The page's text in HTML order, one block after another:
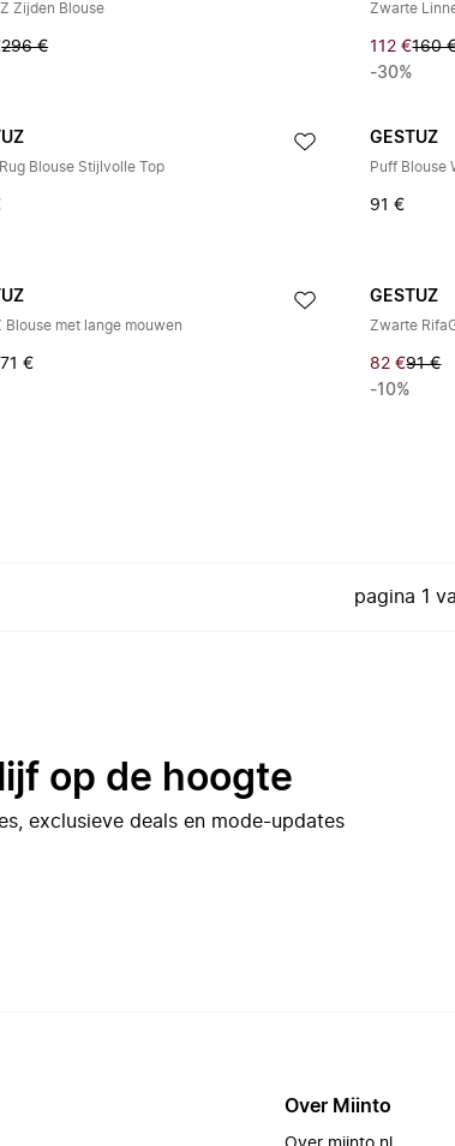
Zijden Blouse
296 €
Zwarte
112 €160
-30%
Blouse Stijlvolle Top
GESTUZ
Puff Blouse
91 €
Blouse met lange mouwen
71 €
GESTUZ
Zwarte
82 €91 €
-10%
pagina 1
op de hoogte
exclusieve deals en mode-updates
Over Miinto